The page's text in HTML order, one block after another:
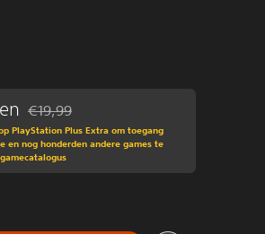
Korting ten opzichte van de
€19,99
PlayStation Plus Extra om toegang
en nog honderden andere games te